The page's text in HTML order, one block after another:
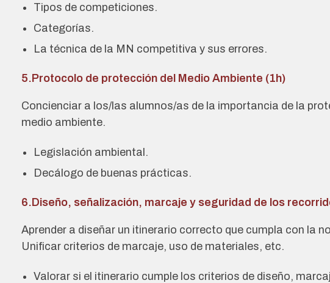
Tipos de competiciones.
Categorías.
La técnica de la MN competitiva y sus errores.
5.Protocolo de protección del Medio Ambiente (1h)
Concienciar a los/las alumnos/as de la importancia de la
medio ambiente.
Legislación ambiental.
Decálogo de buenas prácticas.
6.Diseño, señalización, marcaje y seguridad de los
Aprender a diseñar un itinerario correcto que cumpla con la
Unificar criterios de marcaje, uso de materiales, etc.
Valorar si el itinerario cumple los criterios de diseño,